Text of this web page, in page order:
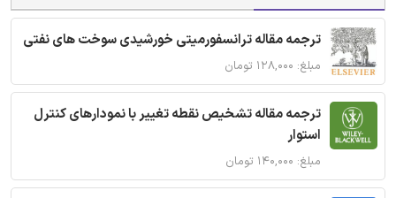
ترجمه مقاله ترانسفورمیتی خورشیدی سوخت های نفتی
مبلغ: ۱۲۸,۰۰۰ تومان
ترجمه مقاله تشخیص نقطه تغییر با نمودارهای کنترل
استوار
مبلغ: ۱۴۰,۰۰۰ تومان